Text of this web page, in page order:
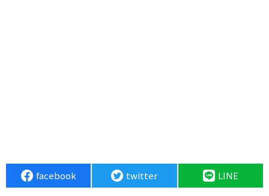
facebook twitter LINE